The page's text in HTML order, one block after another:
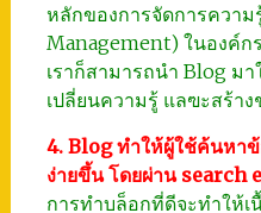
หลักของการจัดการควา
Management) ในองค์กร
เราก็สามารถนำ Blog ม
เปลี่ยนความรู้ แลฃะสร้า
4. Blog ทำให้ผู้ใช้ค้นหาข้
ง่ายขึ้น โดยผ่าน search
การทำบล็อกที่ดีจะทำให้เ